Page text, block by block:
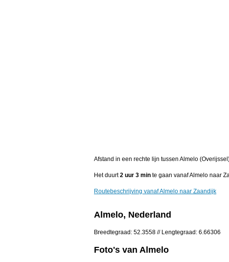
Afstand in een rechte lijn tussen Almelo
Het duurt2 uur 3 min te gaan vanaf Almelo naar
Routebeschrijving vanaf Almelo naar Zaandijk
Almelo, Nederland
Breedtegraad: 52.3558 // Lengtegraad: 6.66306
Foto's van Almelo